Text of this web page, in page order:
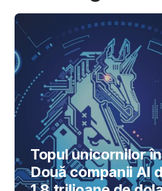
Topul unicornilor
Două companii AI